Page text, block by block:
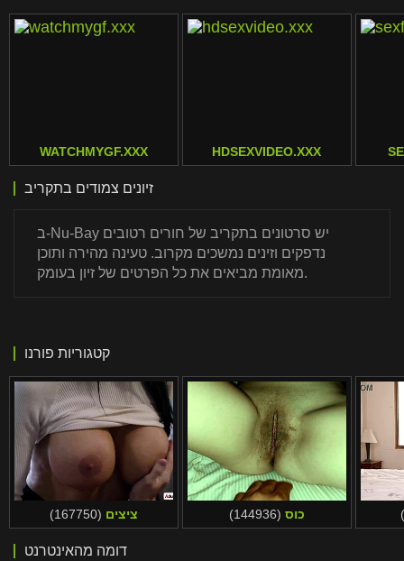
WATCHMYGF.XXX HDSEXVIDEO.XXX
זיונים צמודים בתקריב
ב-Nu-Bay יש סרטונים בתקריב של חורים רטובים
נדפקים וזינים נמשכים מקרוב. טעינה מהירה ותוכן
מאומת מביאים את כל הפרטים של זיון בעומק.
קטגוריות פורנו
ציצים (167750) כוס (144936)
דומה מהאינטרנט